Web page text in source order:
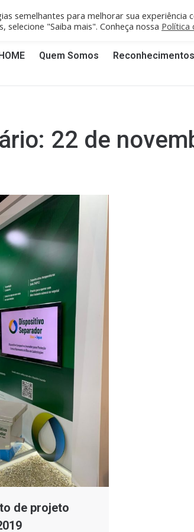
SP (19) 3258-4148 Recife/PE: recife@cgti.org.br
Quem Somos Reconhecimentos
22 de
de projeto
semelhantes para melhorar sua experiência
"Saiba mais". Conheça nossa Política